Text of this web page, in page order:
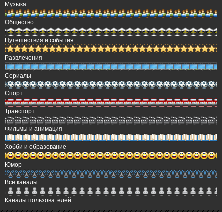
Музыка
Общество
Путешествия и события
Развлечения
Сериалы
Спорт
Транспорт
Фильмы и анимация
Хобби и образование
Юмор
Все каналы
Каналы пользователей